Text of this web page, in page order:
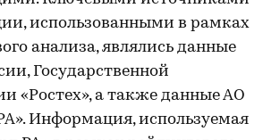
использованными в рамках
анализа, являлись данные
Государственной
«Ростех», а также данные АО
Информация, используемая